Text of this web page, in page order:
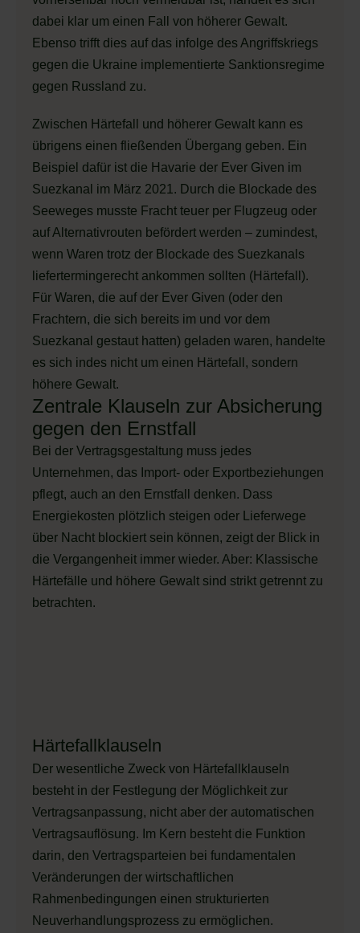
dabei klar um einen Fall von höherer Gewalt.
Ebenso trifft dies auf das infolge des Angriffskriegs
gegen die Ukraine implementierte Sanktionsregime
gegen Russland zu.
Zwischen Härtefall und höherer Gewalt kann es
übrigens einen fließenden Übergang geben. Ein
Beispiel dafür ist die Havarie der Ever Given im
Suezkanal im März 2021. Durch die Blockade des
Seeweges musste Fracht teuer per Flugzeug oder
auf Alternativrouten befördert werden – zumindest,
wenn Waren trotz der Blockade des Suezkanals
liefertermingerecht ankommen sollten (Härtefall).
Für Waren, die auf der Ever Given (oder den
Frachtern, die sich bereits im und vor dem
Suezkanal gestaut hatten) geladen waren, handelte
es sich indes nicht um einen Härtefall, sondern
höhere Gewalt.
Zentrale Klauseln zur Absicherung
gegen den Ernstfall
Bei der Vertragsgestaltung muss jedes
Unternehmen, das Import- oder Exportbeziehungen
pflegt, auch an den Ernstfall denken. Dass
Energiekosten plötzlich steigen oder Lieferwege
über Nacht blockiert sein können, zeigt der Blick in
die Vergangenheit immer wieder. Aber: Klassische
Härtefälle und höhere Gewalt sind strikt getrennt zu
betrachten.
Härtefallklauseln
Der wesentliche Zweck von Härtefallklauseln
besteht in der Festlegung der Möglichkeit zur
Vertragsanpassung, nicht aber der automatischen
Vertragsauflösung. Im Kern besteht die Funktion
darin, den Vertragsparteien bei fundamentalen
Veränderungen der wirtschaftlichen
Rahmenbedingungen einen strukturierten
Neuverhandlungsprozess zu ermöglichen.